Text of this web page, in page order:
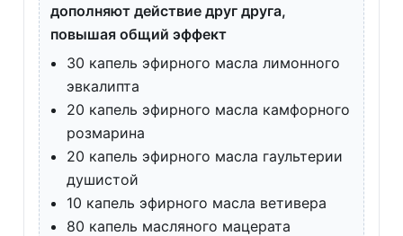
дополняют действие друг друга,
повышая общий эффект
30 капель эфирного масла лимонного
эвкалипта
20 капель эфирного масла камфорного
розмарина
20 капель эфирного масла гаультерии
душистой
10 капель эфирного масла ветивера
80 капель масляного мацерата